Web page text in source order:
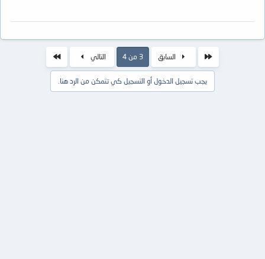
السابق 3 من 4 التالي
يجب تسجيل الدخول أو التسجيل كي تتمكن من الرد هنا.